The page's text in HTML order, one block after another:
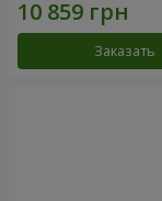
Заказать